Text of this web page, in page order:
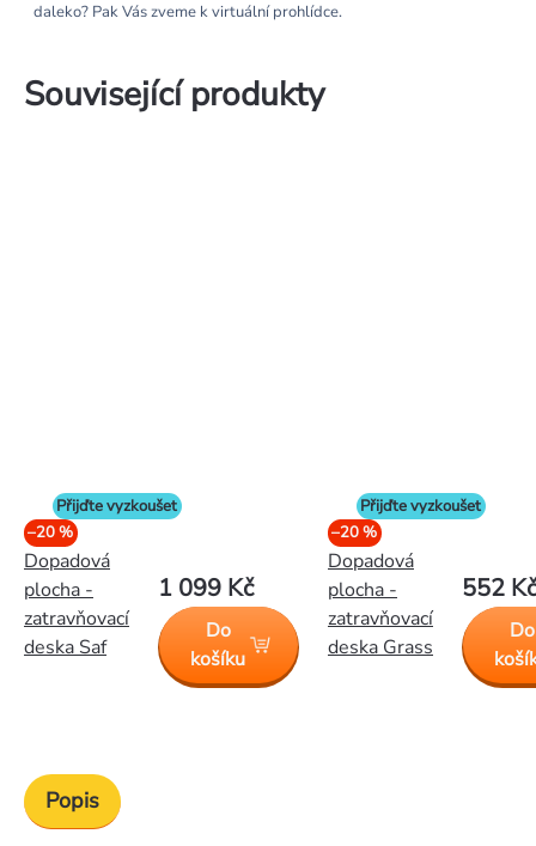
daleko? Pak Vás zveme k virtuální prohlídce.
Související produkty
Přijďte vyzkoušet
–20 %
Dopadová
plocha -
zatravňovací
deska Saf
1 099 Kč
Do
košíku
Přijďte vyzkoušet
–20 %
Dopadová
plocha -
zatravňovací
deska Grass
552 Kč
Do
Popis